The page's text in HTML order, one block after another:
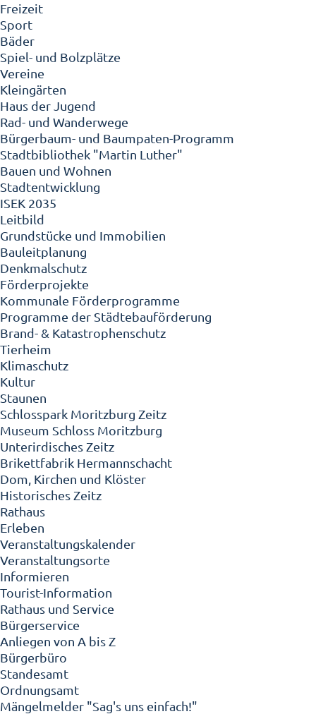
Freizeit
Sport
Bäder
Spiel- und Bolzplätze
Vereine
Kleingärten
Haus der Jugend
Rad- und Wanderwege
Bürgerbaum- und Baumpaten-Programm
Stadtbibliothek "Martin Luther"
Bauen und Wohnen
Stadtentwicklung
ISEK 2035
Leitbild
Grundstücke und Immobilien
Bauleitplanung
Denkmalschutz
Förderprojekte
Kommunale Förderprogramme
Programme der Städtebauförderung
Brand- & Katastrophenschutz
Tierheim
Klimaschutz
Kultur
Staunen
Schlosspark Moritzburg Zeitz
Museum Schloss Moritzburg
Unterirdisches Zeitz
Brikettfabrik Hermannschacht
Dom, Kirchen und Klöster
Historisches Zeitz
Rathaus
Erleben
Veranstaltungskalender
Veranstaltungsorte
Informieren
Tourist-Information
Rathaus und Service
Bürgerservice
Anliegen von A bis Z
Bürgerbüro
Standesamt
Ordnungsamt
Mängelmelder "Sag's uns einfach!"